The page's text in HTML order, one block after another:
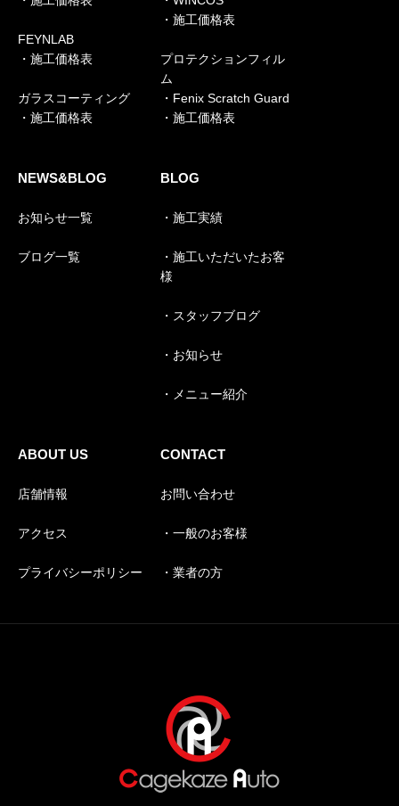
FEYNLAB
・施工価格表
ガラスコーティング
・施工価格表
・施工価格表
プロテクションフィル
ム
・Fenix Scratch Guard
・施工価格表
NEWS&BLOG
お知らせ一覧
ブログ一覧
BLOG
・施工実績
・施工いただいたお客
様
・スタッフブログ
・お知らせ
・メニュー紹介
ABOUT US
店舗情報
アクセス
プライバシーポリシー
CONTACT
お問い合わせ
・一般のお客様
・業者の方